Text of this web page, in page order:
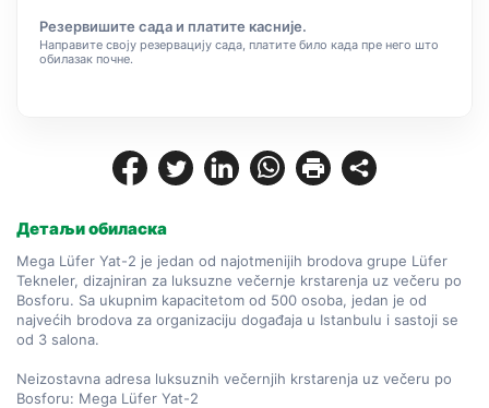
Детаљи обиласка
Mega Lüfer Yat-2 je jedan od najotmenijih brodova grupe Lüfer
Tekneler, dizajniran za luksuzne večernje krstarenja uz večeru po
Bosforu. Sa ukupnim kapacitetom od 500 osoba, jedan je od
najvećih brodova za organizaciju događaja u Istanbulu i sastoji se
od 3 salona.
Neizostavna adresa luksuznih večernjih krstarenja uz večeru po
Bosforu: Mega Lüfer Yat-2
Резервишите сада и платите касније.
Направите своју резервацију сада, платите било када пре него што
обилазак почне.